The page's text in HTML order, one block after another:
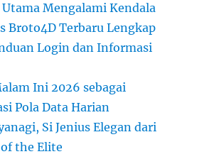
Utama Mengalami Kendala
Broto4D Terbaru Lengkap
Login dan Informasi
Ini 2026 sebagai
Pola Data Harian
Si Jenius Elegan dari
the Elite